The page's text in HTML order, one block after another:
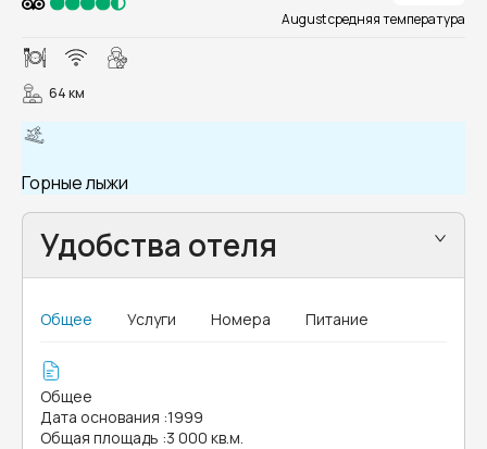
August средняя температура
64 км
Горные лыжи
Удобства отеля
Общее Услуги Номера Питание
Общее
Дата основания :1999
Общая площадь :3 000 кв.м.